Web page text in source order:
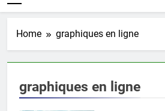
Home graphiques en ligne
graphiques en ligne